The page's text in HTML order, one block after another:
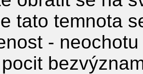
tato temnota
-